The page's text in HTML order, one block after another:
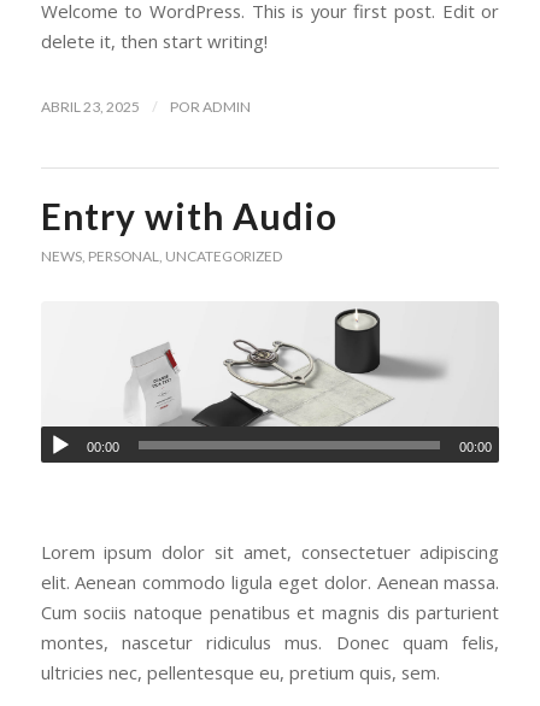
Welcome to WordPress. This is your first post. Edit or
delete it, then start writing!
ABRIL 23, 2025 / PORADMIN
Entry with Audio
NEWS, PERSONAL, UNCATEGORIZED
00:00 00:00
Lorem ipsum dolor sit amet, consectetuer adipiscing
elit. Aenean commodo ligula eget dolor. Aenean massa.
Cum sociis natoque penatibus et magnis dis parturient
montes, nascetur ridiculus mus. Donec quam felis,
ultricies nec, pellentesque eu, pretium quis, sem.